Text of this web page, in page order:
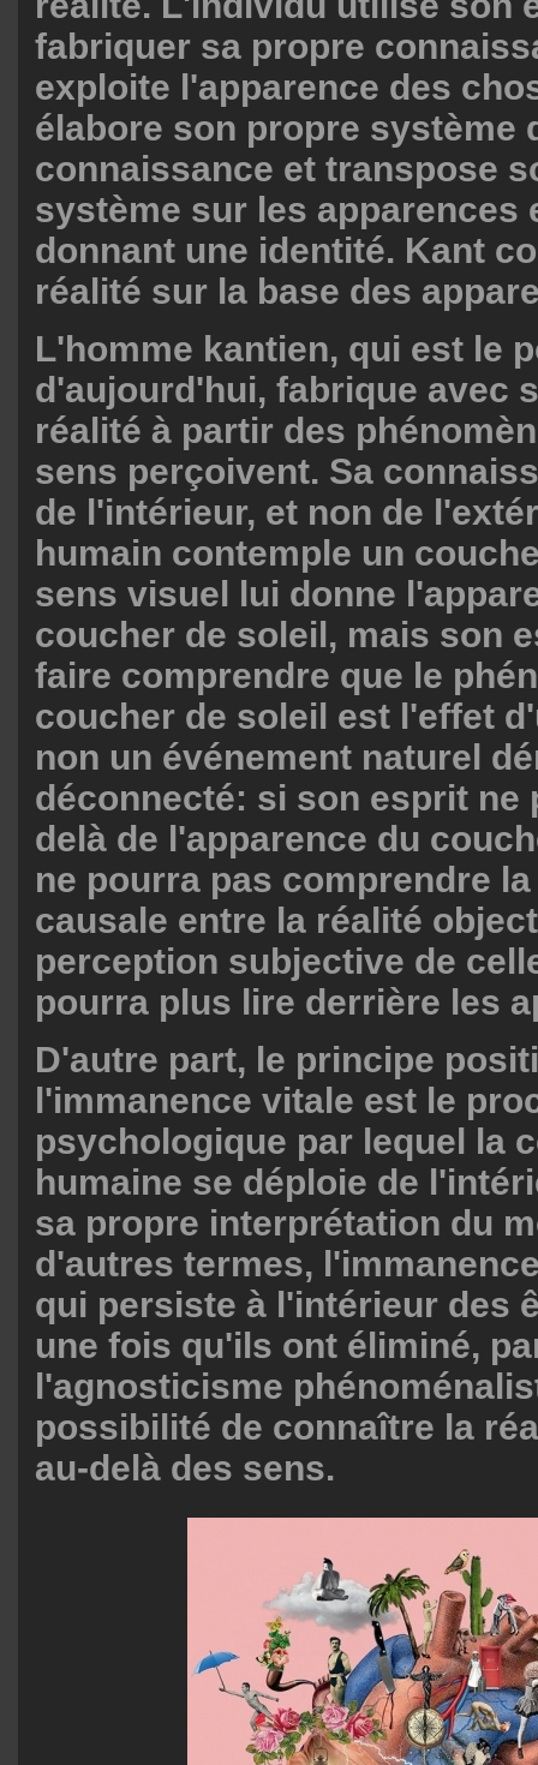
fabriquer sa propre
exploite l'apparence des
élabore son propre système
connaissance et transpose
système sur les apparences
donnant une identité. Kant
réalité sur la base des
L'homme kantien, qui est le
d'aujourd'hui, fabrique avec
réalité à partir des
sens perçoivent. Sa
de l'intérieur, et non de
humain contemple un
sens visuel lui donne
coucher de soleil, mais son
faire comprendre que le
coucher de soleil est l'effet
non un événement naturel
déconnecté: si son esprit ne
delà de l'apparence du
ne pourra pas comprendre
causale entre la réalité
perception subjective de
pourra plus lire derrière les
D'autre part, le principe
l'immanence vitale est le
psychologique par lequel la
humaine se déploie de
sa propre interprétation du
d'autres termes,
qui persiste à l'intérieur des
une fois qu'ils ont éliminé,
l'agnosticisme
possibilité de connaître la
au-delà des sens.